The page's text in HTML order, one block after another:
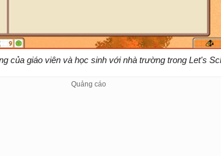
của giáo viên và học sinh với nhà trường trong Let's